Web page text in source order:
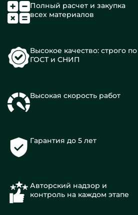
Полный расчет и закупка
всех материалов
Высокое качество: строго по
ГОСТ и СНИП
Высокая скорость работ
Гарантия до 5 лет
Авторский надзор и
контроль на каждом этапе